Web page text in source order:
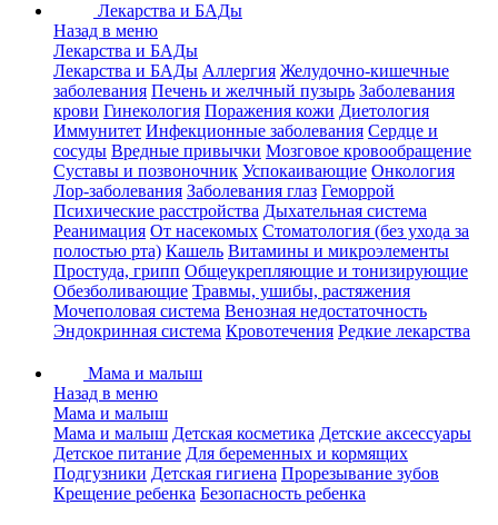
Лекарства и БАДы
Назад в меню
Лекарства и БАДы
Лекарства и БАДы Аллергия Желудочно-кишечные
заболевания Печень и желчный пузырь Заболевания
крови Гинекология Поражения кожи Диетология
Иммунитет Инфекционные заболевания Сердце и
сосуды Вредные привычки Мозговое кровообращение
Суставы и позвоночник Успокаивающие Онкология
Лор-заболевания Заболевания глаз Геморрой
Психические расстройства Дыхательная система
Реанимация От насекомых Стоматология (без ухода за
полостью рта) Кашель Витамины и микроэлементы
Простуда, грипп Общеукрепляющие и тонизирующие
Обезболивающие Травмы, ушибы, растяжения
Мочеполовая система Венозная недостаточность
Эндокринная система Кровотечения Редкие лекарства
Мама и малыш
Назад в меню
Мама и малыш
Мама и малыш Детская косметика Детские аксессуары
Детское питание Для беременных и кормящих
Подгузники Детская гигиена Прорезывание зубов
Крещение ребенка Безопасность ребенка